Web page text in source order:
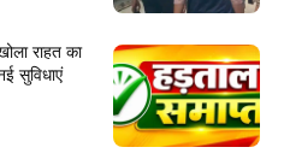
राहत का
सुविधाएं